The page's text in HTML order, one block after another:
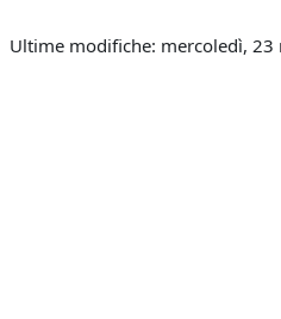
Ultime modifiche: mercoledì,